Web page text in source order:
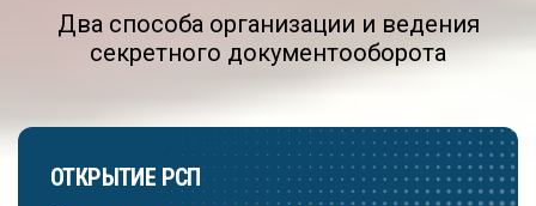
Два способа организации и ведения
секретного документооборота
ОТКРЫТИЕ РСП